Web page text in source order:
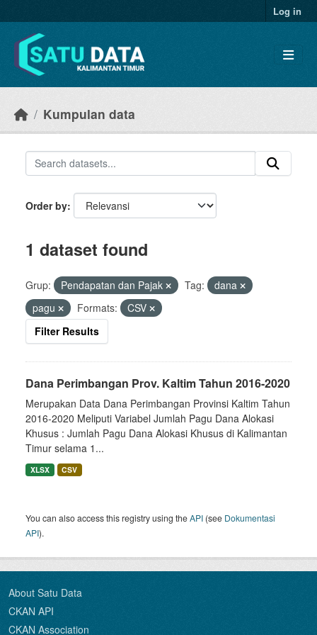
Log in
Kumpulan data
Order by
1 dataset found
Grup: Pendapatan dan Pajak Tag:
dana
pagu
Formats:
CSV
Filter Results
Dana Perimbangan Prov. Kaltim Tahun 2016-2020
Merupakan Data Dana Perimbangan Provinsi Kaltim Tahun
2016-2020 Meliputi Variabel Jumlah Pagu Dana Alokasi
Khusus : Jumlah Pagu Dana Alokasi Khusus di Kalimantan
Timur selama 1...
XLSX CSV
You can also access this registry using theAPI (see Dokumentasi
API).
About Satu Data
CKAN API
CKAN Association